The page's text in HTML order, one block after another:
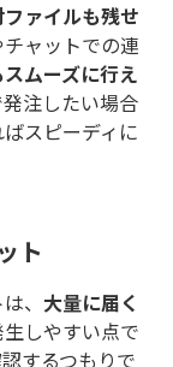
ァイルも残せ
ャットでの連
ムーズに行え
注したい場合
スピーディに
ト
、 大量に届く
しやすい点で
するつもりで